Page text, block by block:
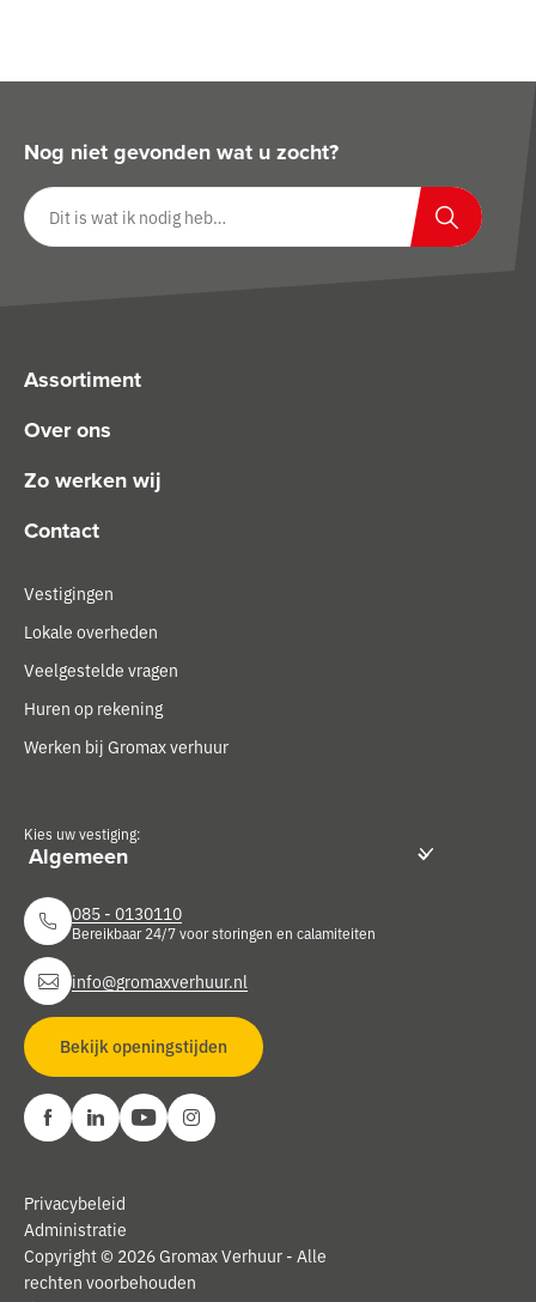
Nog niet gevonden wat u zocht?
Zoeken op website
Zoeken
Assortiment
Over ons
Zo werken wij
Contact
Vestigingen
Lokale overheden
Veelgestelde vragen
Huren op rekening
Werken bij Gromax verhuur
Kies uw vestiging:
085 - 0130110
Bereikbaar 24/7 voor storingen en calamiteiten
info@gromaxverhuur.nl
Bekijk openingstijden
Copyright © 2026 Gromax Verhuur - Alle
rechten voorbehouden
Privacybeleid
Administratie